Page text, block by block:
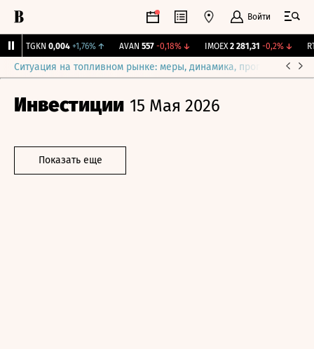
Войти
TGKN 0,004 +1,76%↑ AVAN 557 -0,18%↓ IMOEX 2 281,31 -0,2%↓
Ситуация на топливном рынке: меры, динамика, прогнозы
Инвестиции 15 Мая 2026
Показать еще